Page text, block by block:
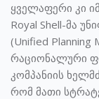
ყველაფერი კი
Royal Shell-მა
(Unified Planning
რაციონალური
კომპანიის
რომ მათი